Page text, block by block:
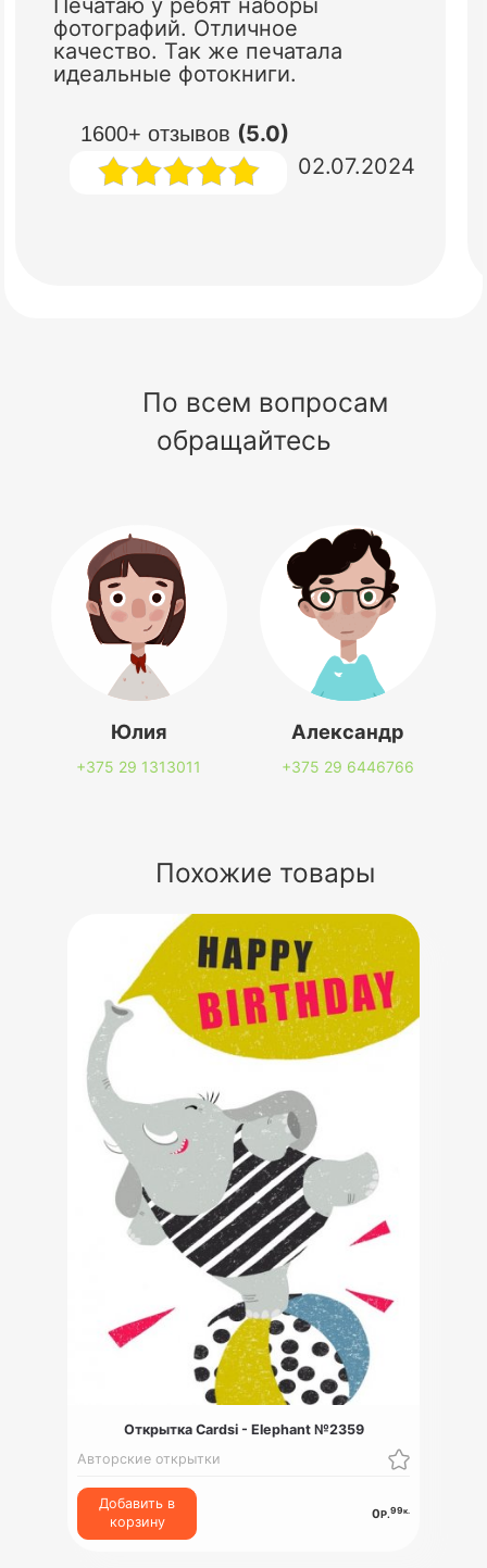
1600+ отзывов (5.0)
фотографий. Отличное
качество. Так же печатала
идеальные фотокниги.
02.07.2024
По всем вопросам
обращайтесь
Юлия
+375 29 1313011
Александр
+375 29 6446766
Похожие товары
Открытка Cardsi - Elephant №2359
Авторские открытки
Добавить в
корзину
0Р.99к.